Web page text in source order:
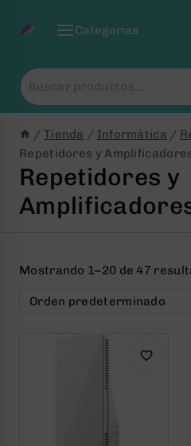
Categorias
Buscar
por:
/ Tienda / Informática /
Repetidores y
Repetidores y
Mostrando 1–20 de 47